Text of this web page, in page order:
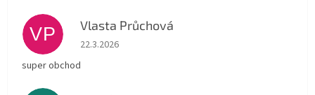
VP Vlasta Průchová
Hodnocení obchodu je 5 z 5 hvězdiček.
22.3.2026
super obchod